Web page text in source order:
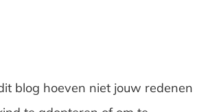
blog hoeven niet jouw redenen